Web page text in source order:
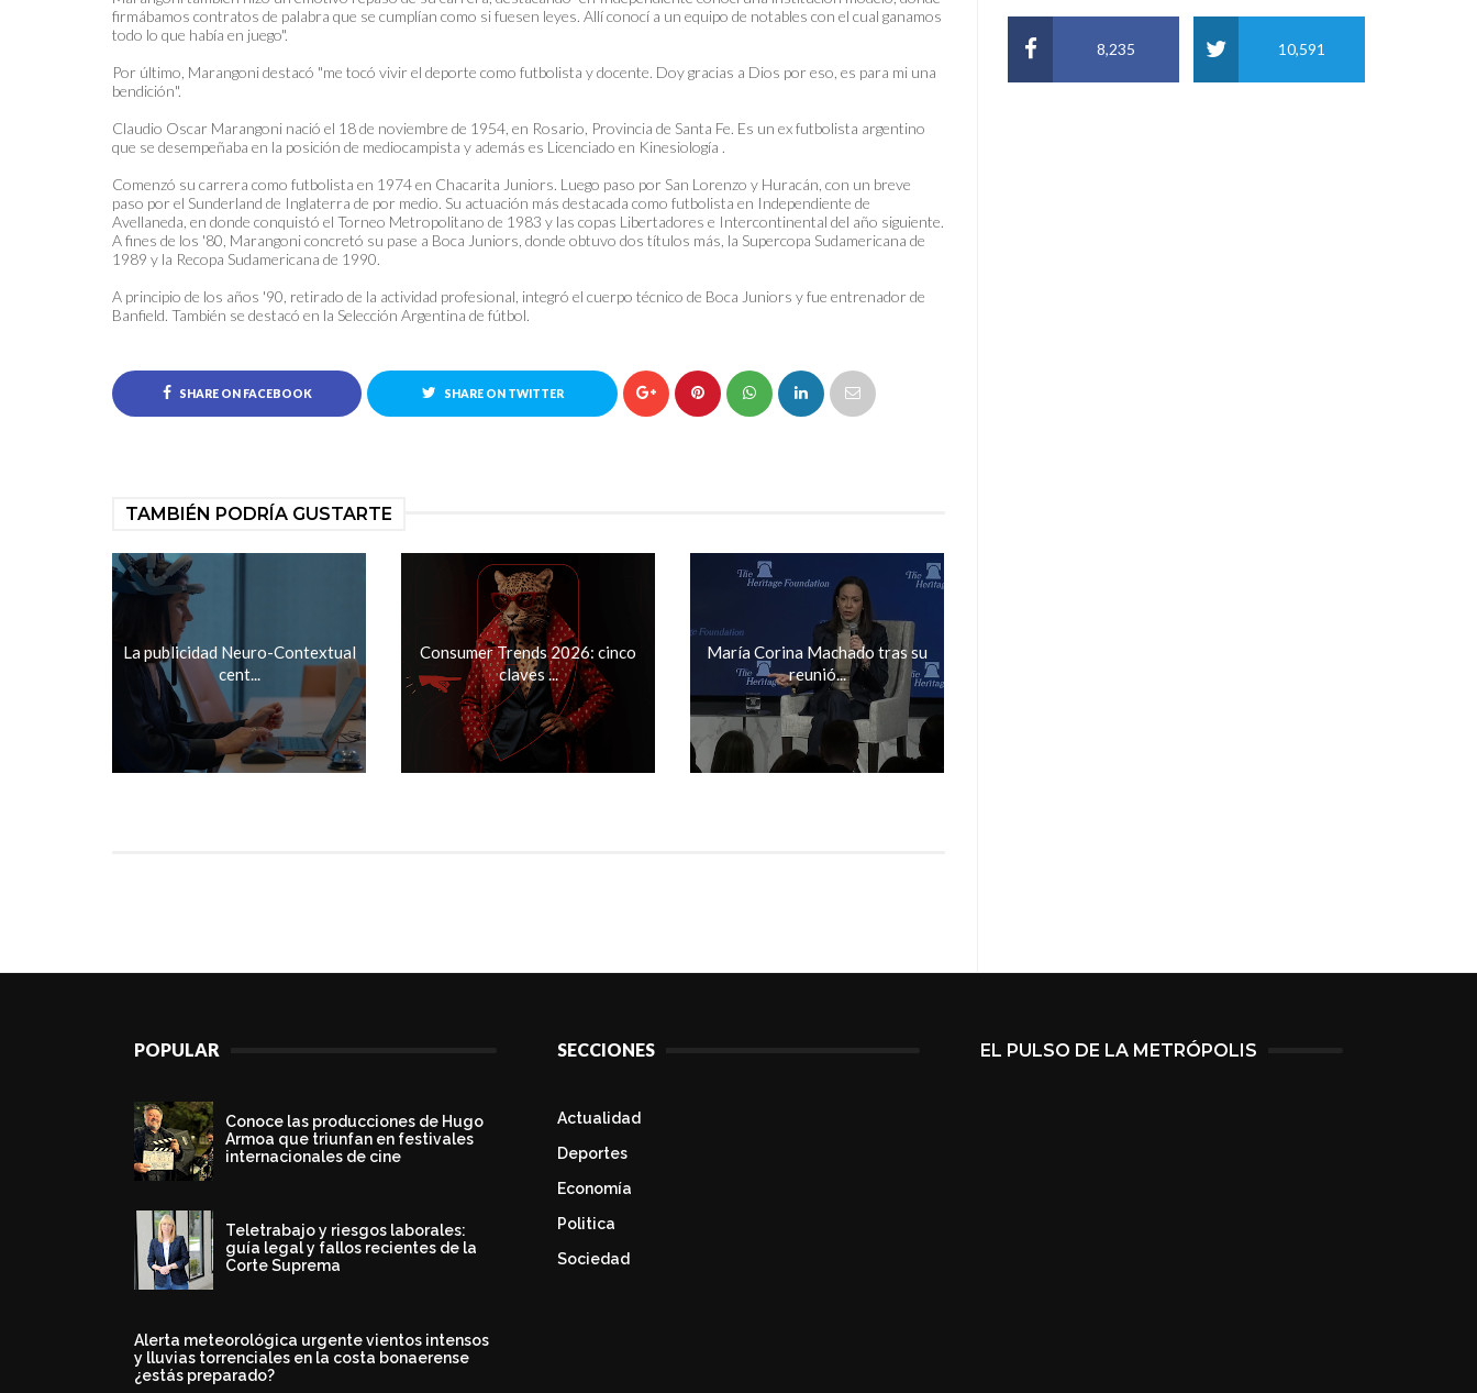
firmábamos contratos de palabra que se cumplían como si fuesen leyes. Allí conocí a un equipo de notables con el cual ganamos
todo lo que había en juego".
Por último, Marangoni destacó "me tocó vivir el deporte como futbolista y docente. Doy gracias a Dios por eso, es para mi una
bendición".
Claudio Oscar Marangoni nació el 18 de noviembre de 1954, en Rosario, Provincia de Santa Fe. Es un ex futbolista argentino
que se desempeñaba en la posición de mediocampista y además es Licenciado en Kinesiología .
Comenzó su carrera como futbolista en 1974 en Chacarita Juniors. Luego paso por San Lorenzo y Huracán, con un breve
paso por el Sunderland de Inglaterra de por medio. Su actuación más destacada como futbolista en Independiente de
Avellaneda, en donde conquistó el Torneo Metropolitano de 1983 y las copas Libertadores e Intercontinental del año siguiente.
A fines de los '80, Marangoni concretó su pase a Boca Juniors, donde obtuvo dos títulos más, la Supercopa Sudamericana de
1989 y la Recopa Sudamericana de 1990.
A principio de los años '90, retirado de la actividad profesional, integró el cuerpo técnico de Boca Juniors y fue entrenador de
Banfield. También se destacó en la Selección Argentina de fútbol.
SHARE ON FACEBOOK SHARE ON TWITTER
TAMBIÉN PODRÍA GUSTARTE
La publicidad Neuro-Contextual
cent...
Consumer Trends 2026: cinco
claves ...
María Corina Machado tras su
reunió...
8,235 10,591
POPULAR
Conoce las producciones de Hugo
Armoa que triunfan en festivales
internacionales de cine
Teletrabajo y riesgos laborales:
guía legal y fallos recientes de la
Corte Suprema
Alerta meteorológica urgente vientos intensos
y lluvias torrenciales en la costa bonaerense
¿estás preparado?
SECCIONES
Actualidad
Deportes
Economía
Politica
Sociedad
EL PULSO DE LA METRÓPOLIS